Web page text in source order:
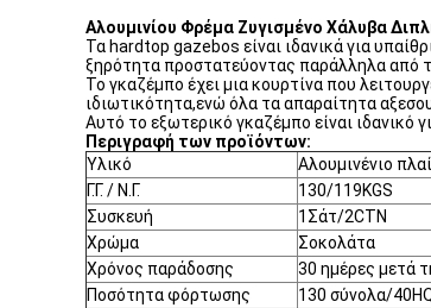
Αλουμινίου Φρέμα Ζυγισμένο Χάλυβα
Τα hardtop gazebos είναι ιδανικά για
ξηρότητα προστατεύοντας παράλληλα από
Το γκαζέμπο έχει μια κουρτίνα που
ιδιωτικότητα,ενώ όλα τα απαραίτητα
Αυτό το εξωτερικό γκαζέμπο είναι ιδανικό
Περιγραφή των προϊόντων:
Υλικό
Αλουμινένιο
Γ.Γ. / Ν.Γ.
130/119KGS
Συσκευή
1Σάτ/2CTN
Χρώμα
Σοκολάτα
Χρόνος παράδοσης
30 ημέρες μετά
Ποσότητα φόρτωσης
130 σύνολα/